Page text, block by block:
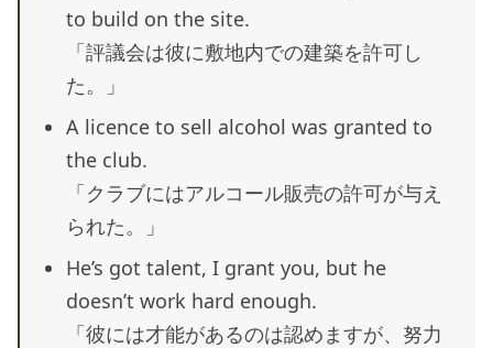
to build on the site.
「評議会は彼に敷地内での建築を許可し
た。」
A licence to sell alcohol was granted to
the club.
「クラブにはアルコール販売の許可が与え
られた。」
He’s got talent, I grant you, but he
doesn’t work hard enough.
「彼には才能があるのは認めますが、努力